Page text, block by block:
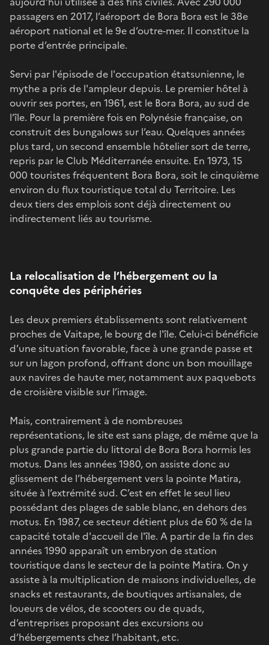
passagers en 2017, l’aéroport de Bora Bora est le 38e
aéroport national et le 9e d’outre-mer. Il constitue la
porte d’entrée principale.
Servi par l'épisode de l'occupation étatsunienne, le
mythe a pris de l'ampleur depuis. Le premier hôtel à
ouvrir ses portes, en 1961, est le Bora Bora, au sud de
l’île. Pour la première fois en Polynésie française, on
construit des bungalows sur l’eau. Quelques années
plus tard, un second ensemble hôtelier sort de terre,
repris par le Club Méditerranée ensuite. En 1973, 15
000 touristes fréquentent Bora Bora, soit le cinquième
environ du flux touristique total du Territoire. Les
deux tiers des emplois sont déjà directement ou
indirectement liés au tourisme.
La relocalisation de l’hébergement ou la
conquête des périphéries
Les deux premiers établissements sont relativement
proches de Vaitape, le bourg de l'île. Celui-ci bénéficie
d’une situation favorable, face à une grande passe et
sur un lagon profond, offrant donc un bon mouillage
aux navires de haute mer, notamment aux paquebots
de croisière visible sur l’image.
Mais, contrairement à de nombreuses
représentations, le site est sans plage, de même que la
plus grande partie du littoral de Bora Bora hormis les
motus. Dans les années 1980, on assiste donc au
glissement de l’hébergement vers la pointe Matira,
située à l’extrémité sud. C’est en effet le seul lieu
possédant des plages de sable blanc, en dehors des
motus. En 1987, ce secteur détient plus de 60 % de la
capacité totale d'accueil de l'île. A partir de la fin des
années 1990 apparaît un embryon de station
touristique dans le secteur de la pointe Matira. On y
assiste à la multiplication de maisons individuelles, de
snacks et restaurants, de boutiques artisanales, de
loueurs de vélos, de scooters ou de quads,
d’entreprises proposant des excursions ou
d’hébergements chez l’habitant, etc.